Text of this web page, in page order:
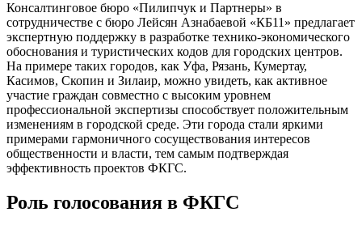
Консалтинговое бюро «Пилипчук и Партнеры» в
сотрудничестве с бюро Лейсян Азнабаевой «КБ11» предлагает
экспертную поддержку в разработке технико-экономического
обоснования и туристических кодов для городских центров.
На примере таких городов, как Уфа, Рязань, Кумертау,
Касимов, Скопин и Зилаир, можно увидеть, как активное
участие граждан совместно с высоким уровнем
профессиональной экспертизы способствует положительным
изменениям в городской среде. Эти города стали яркими
примерами гармоничного сосуществования интересов
общественности и власти, тем самым подтверждая
эффективность проектов ФКГС.
Роль голосования в ФКГС